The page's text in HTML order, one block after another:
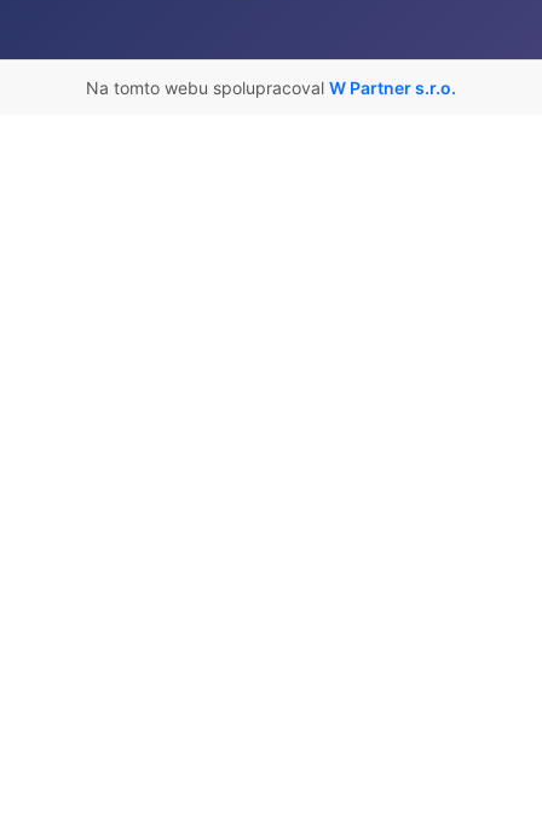
Na tomto webu spolupracoval W Partner s.r.o.